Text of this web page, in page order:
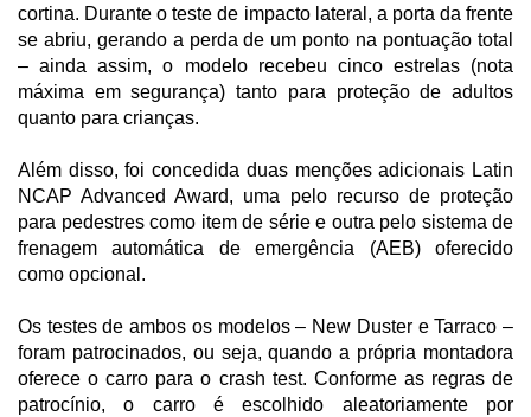
cortina. Durante o teste de impacto lateral, a porta da frente
se abriu, gerando a perda de um ponto na pontuação total
– ainda assim, o modelo recebeu cinco estrelas (nota
máxima em segurança) tanto para proteção de adultos
quanto para crianças.
Além disso, foi concedida duas menções adicionais Latin
NCAP Advanced Award, uma pelo recurso de proteção
para pedestres como item de série e outra pelo sistema de
frenagem automática de emergência (AEB) oferecido
como opcional.
Os testes de ambos os modelos – New Duster e Tarraco –
foram patrocinados, ou seja, quando a própria montadora
oferece o carro para o crash test. Conforme as regras de
patrocínio, o carro é escolhido aleatoriamente por